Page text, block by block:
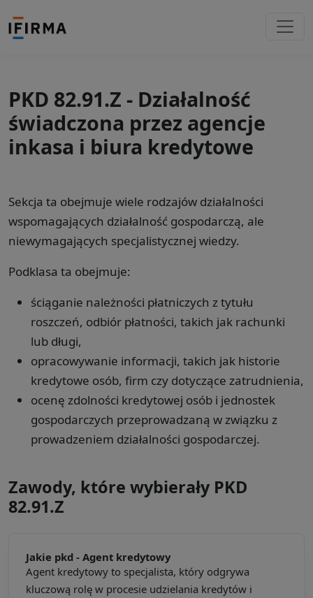
PKD 82.91.Z - Działalność
świadczona przez agencje
inkasa i biura kredytowe
Sekcja ta obejmuje wiele rodzajów działalności
wspomagających działalność gospodarczą, ale
niewymagających specjalistycznej wiedzy.
Podklasa ta obejmuje:
ściąganie należności płatniczych z tytułu
roszczeń, odbiór płatności, takich jak rachunki
lub długi,
opracowywanie informacji, takich jak historie
kredytowe osób, firm czy dotyczące zatrudnienia,
ocenę zdolności kredytowej osób i jednostek
gospodarczych przeprowadzaną w związku z
prowadzeniem działalności gospodarczej.
Zawody, które wybierały PKD
82.91.Z
Jakie pkd - Agent kredytowy
Agent kredytowy to specjalista, który odgrywa
kluczową rolę w procesie udzielania kredytów i